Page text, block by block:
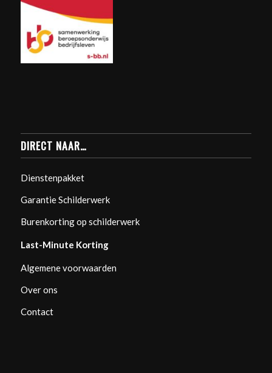
DIRECT NAAR…
Dienstenpakket
Garantie Schilderwerk
Burenkorting op schilderwerk
Last-Minute Korting
Algemene voorwaarden
Over ons
Contact